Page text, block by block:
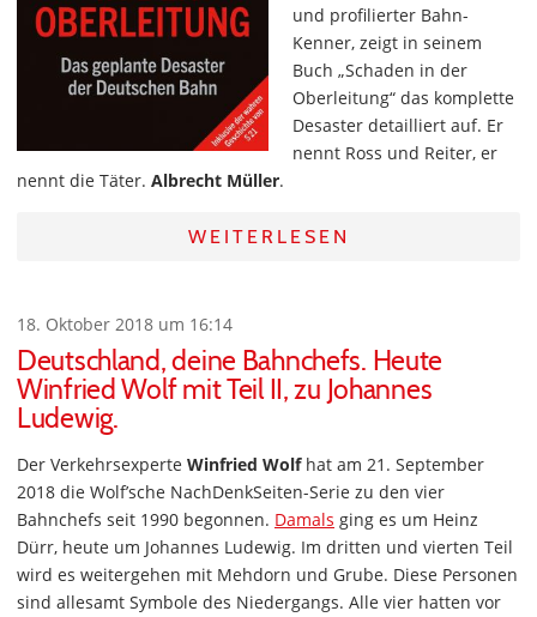
und profilierter Bahn-
Kenner, zeigt in seinem
Buch „Schaden in der
Oberleitung“ das komplette
Desaster detailliert auf. Er
nennt Ross und Reiter, er
nennt die Täter. Albrecht Müller.
WEITERLESEN
18. Oktober 2018 um 16:14
Deutschland, deine Bahnchefs. Heute
Winfried Wolf mit Teil II, zu Johannes
Ludewig.
Der Verkehrsexperte Winfried Wolfhat am 21. September
2018 die Wolf’sche NachDenkSeiten-Serie zu den vier
Bahnchefs seit 1990 begonnen. Damals ging es um Heinz
Dürr, heute um Johannes Ludewig. Im dritten und vierten Teil
wird es weitergehen mit Mehdorn und Grube. Diese Personen
sind allesamt Symbole des Niedergangs. Alle vier hatten vor